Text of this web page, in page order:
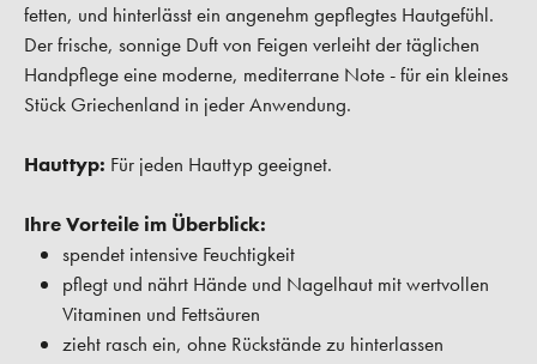
fetten, und hinterlässt ein angenehm gepflegtes Hautgefühl.
Der frische, sonnige Duft von Feigen verleiht der täglichen
Handpflege eine moderne, mediterrane Note - für ein kleines
Stück Griechenland in jeder Anwendung.
Hauttyp: Für jeden Hauttyp geeignet.
Ihre Vorteile im Überblick:
spendet intensive Feuchtigkeit
pflegt und nährt Hände und Nagelhaut mit wertvollen
Vitaminen und Fettsäuren
zieht rasch ein, ohne Rückstände zu hinterlassen